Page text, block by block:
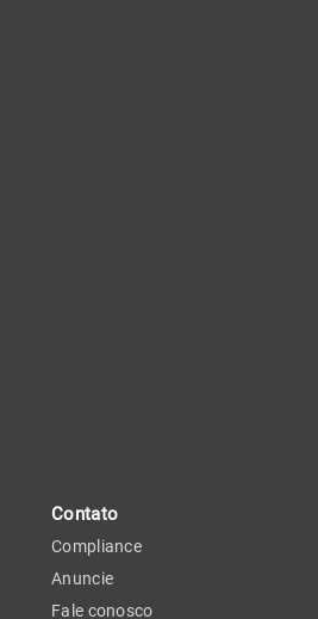
Contato
Compliance
Anuncie
Fale conosco